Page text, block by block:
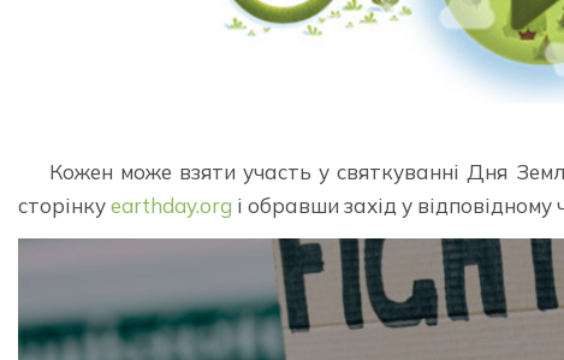
Кожен може взяти участь у святкуванні Дня
сторінкуearthday.org і обравши захід у відповідному